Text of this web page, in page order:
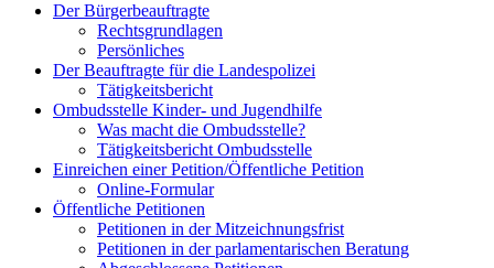
Der Bürgerbeauftragte
Rechtsgrundlagen
Persönliches
Der Beauftragte für die Landespolizei
Tätigkeitsbericht
Ombudsstelle Kinder- und Jugendhilfe
Was macht die Ombudsstelle?
Tätigkeitsbericht Ombudsstelle
Einreichen einer Petition/Öffentliche Petition
Online-Formular
Öffentliche Petitionen
Petitionen in der Mitzeichnungsfrist
Petitionen in der parlamentarischen Beratung